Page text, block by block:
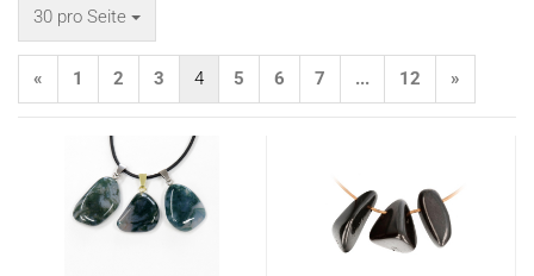
30 pro Seite
pro Seite
« 1 2 3 4 5 6 7 ... 12 »